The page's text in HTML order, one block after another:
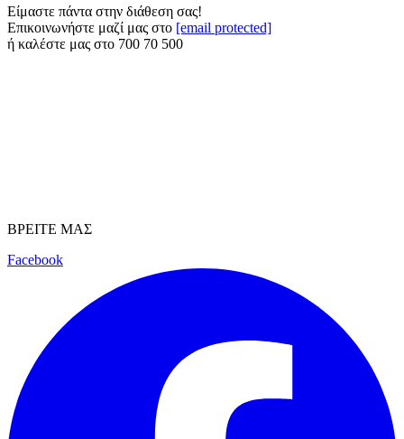
Είμαστε πάντα στην διάθεση σας!
Επικοινωνήστε μαζί μας στο [email protected]
ή καλέστε μας στο 700 70 500
ΒΡΕΙΤΕ ΜΑΣ
Facebook